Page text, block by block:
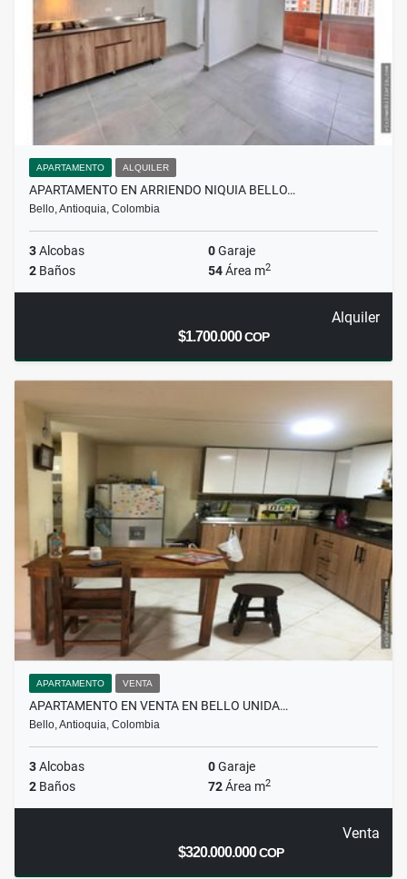
APARTAMENTO ALQUILER
APARTAMENTO EN ARRIENDO NIQUIA BELLO…
Bello, Antioquia, Colombia
3Alcobas 0Garaje
2 Baños 54Área m2
Alquiler
$1.700.000COP
APARTAMENTO VENTA
APARTAMENTO EN VENTA EN BELLO UNIDA…
Bello, Antioquia, Colombia
3Alcobas 0Garaje
2 Baños 72Área m2
Venta
$320.000.000COP